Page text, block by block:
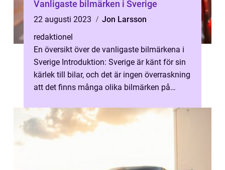
Vanligaste bilmärken i Sverige
22 augusti 2023
Jon Larsson
redaktionel
En översikt över de vanligaste bilmärkena i
Sverige Introduktion: Sverige är känt för sin
kärlek till bilar, och det är ingen överraskning
att det finns många olika bilmärken på